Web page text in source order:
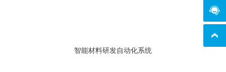
智能材料研发自动化系统
在